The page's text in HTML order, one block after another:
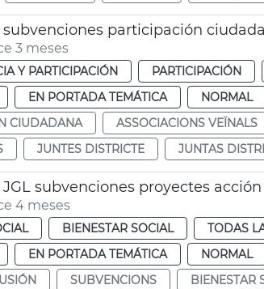
participación
3 meses
Y PARTICIPACIÓN PARTICIPACIÓN
EN PORTADA TEMÁTICA NORMAL
CIUDADANA
ASSOCIACIONS VEÏNALS
JUNTES DISTRICTE JUNTAS
subvenciones proyectes
4 meses
BIENESTAR SOCIAL TODAS
EN PORTADA TEMÁTICA NORMAL
SUBVENCIONS BIENESTAR